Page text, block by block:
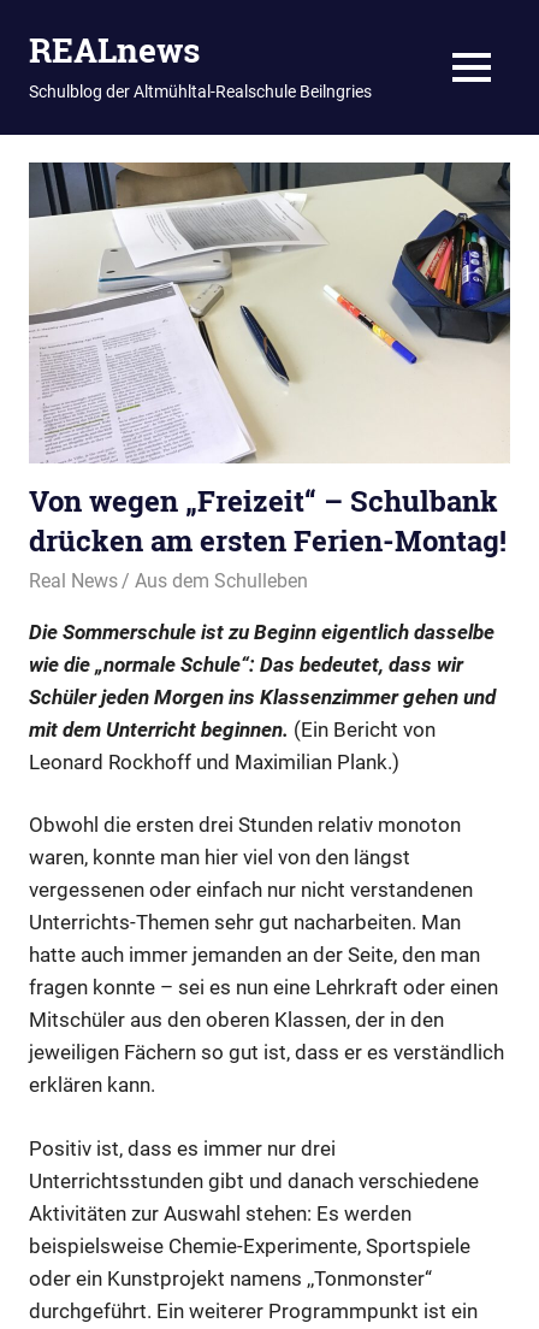
Inhalt
springen
REALnews
Schulblog der Altmühltal-Realschule Beilngries MENU
Von wegen „Freizeit“ – Schulbank
drücken am ersten Ferien-Montag!
4. August 2021
Real News Aus dem Schulleben
Die Sommerschule ist zu Beginn eigentlich dasselbe
wie die „normale Schule“: Das bedeutet, dass wir
Schüler jeden Morgen ins Klassenzimmer gehen und
mit dem Unterricht beginnen. (Ein Bericht von
Leonard Rockhoff und Maximilian Plank.)
Obwohl die ersten drei Stunden relativ monoton
waren, konnte man hier viel von den längst
vergessenen oder einfach nur nicht verstandenen
Unterrichts-Themen sehr gut nacharbeiten. Man
hatte auch immer jemanden an der Seite, den man
fragen konnte – sei es nun eine Lehrkraft oder einen
Mitschüler aus den oberen Klassen, der in den
jeweiligen Fächern so gut ist, dass er es verständlich
erklären kann.
Positiv ist, dass es immer nur drei
Unterrichtsstunden gibt und danach verschiedene
Aktivitäten zur Auswahl stehen: Es werden
beispielsweise Chemie-Experimente, Sportspiele
oder ein Kunstprojekt namens ,,Tonmonster“
durchgeführt. Ein weiterer Programmpunkt ist ein